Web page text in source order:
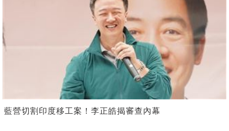
藍營切割印度移工案！李正皓揭審查內幕